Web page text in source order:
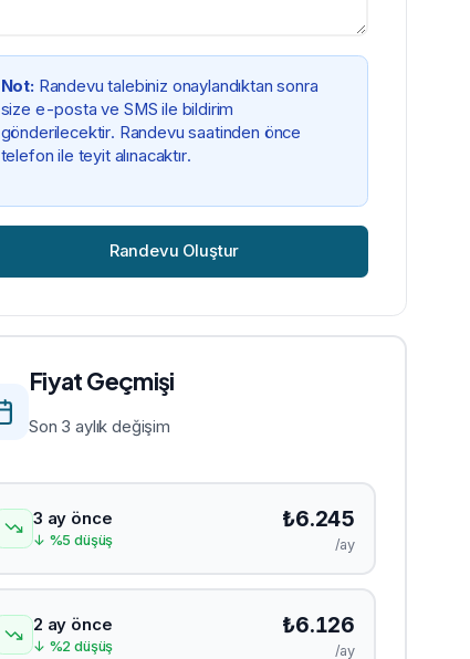
Not: Randevu talebiniz onaylandıktan sonra
size e-posta ve SMS ile bildirim
gönderilecektir. Randevu saatinden önce
telefon ile teyit alınacaktır.
Randevu Oluştur
Fiyat Geçmişi
Son 3 aylık değişim
3 ay önce
↓ %5 düşüş
₺6.245
/ay
2 ay önce
↓ %2 düşüş
₺6.126
/ay